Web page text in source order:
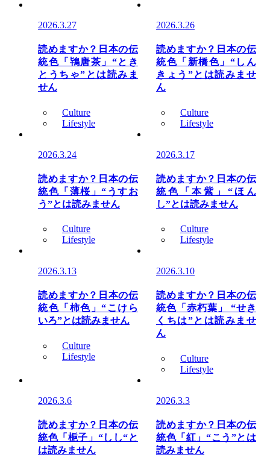
2026.3.27
読めますか？日本の伝
統色「鴇唐茶」“とき
とうちゃ”とは読みま
せん
Culture
Lifestyle
2026.3.26
読めますか？日本の伝
統色「新橋色」“しん
きょう”とは読みませ
ん
Culture
Lifestyle
2026.3.24
読めますか？日本の伝
統色「薄桜」“うすお
う”とは読みません
Culture
Lifestyle
2026.3.17
読めますか？日本の伝
統色「本紫」“ほん
し”とは読みません
Culture
Lifestyle
2026.3.13
読めますか？日本の伝
統色「柿色」“こけら
いろ”とは読みません
Culture
Lifestyle
2026.3.10
読めますか？日本の伝
統色「赤朽葉」 “せき
くちは”とは読みませ
ん
Culture
Lifestyle
2026.3.6
読めますか？日本の伝
統色「梔子」“しし“と
は読みません
2026.3.3
読めますか？日本の伝
統色「紅」“こう”とは
読みません